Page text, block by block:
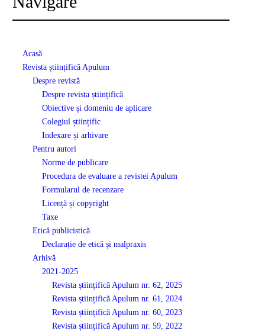
Acasă
Revista științifică Apulum
Despre revistă
Despre revista științifică
Obiective și domeniu de aplicare
Colegiul științific
Indexare și arhivare
Pentru autori
Norme de publicare
Procedura de evaluare a revistei Apulum
Formularul de recenzare
Licență și copyright
Taxe
Etică publicistică
Declarație de etică și malpraxis
Arhivă
2021-2025
Revista științifică Apulum nr. 62, 2025
Revista științifică Apulum nr. 61, 2024
Revista științifică Apulum nr. 60, 2023
Revista științifică Apulum nr. 59, 2022